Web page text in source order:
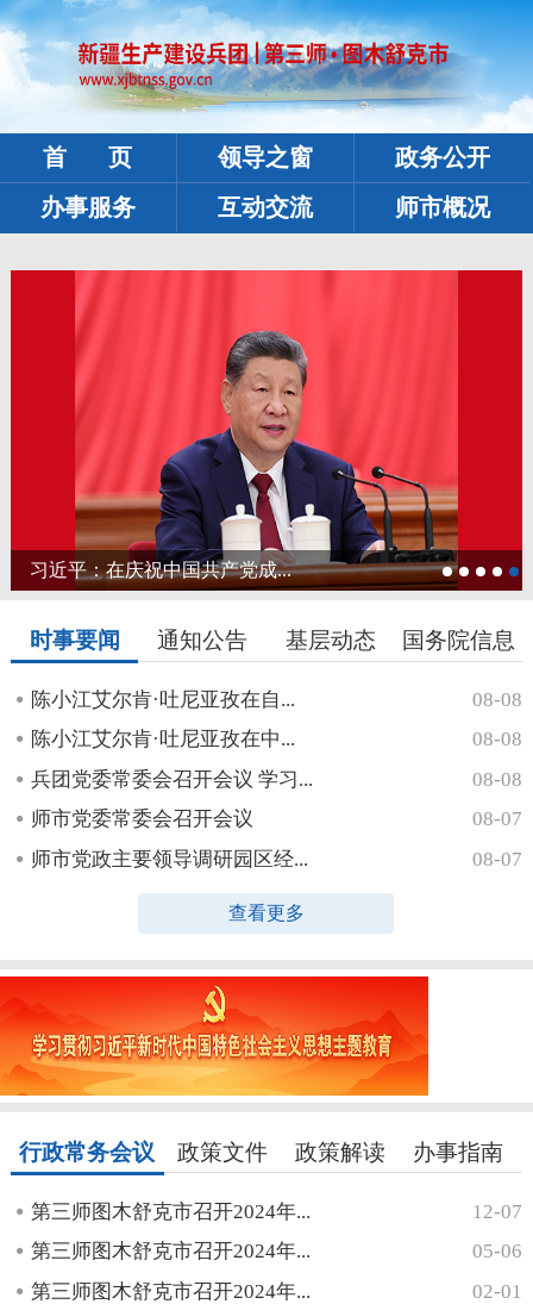
首 页 领导之窗
政务公开
办事服务
互动交流 师市概况
习近平：在庆祝中国共产党成...
时事要闻 通知公告 基层动态 国务院信息
陈小江艾尔肯·吐尼亚孜在自...
08-08
陈小江艾尔肯·吐尼亚孜在中...
08-08
兵团党委常委会召开会议 学习...
08-08
师市党委常委会召开会议
08-07
师市党政主要领导调研园区经...
08-07
查看更多
行政常务会议 政策文件 政策解读 办事指南
第三师图木舒克市召开2024年...
12-07
第三师图木舒克市召开2024年...
05-06
第三师图木舒克市召开2024年...
02-01